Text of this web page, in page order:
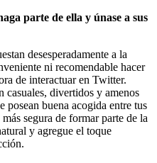
parte de ella y únase a sus
desesperadamente a la
ni recomendable hacer
de interactuar en Twitter.
casuales, divertidos y amenos
posean buena acogida entre tus
segura de formar parte de la
y agregue el toque